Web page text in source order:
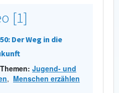
[1]
Der Weg in die
Themen: Jugend- und
, Menschen erzählen